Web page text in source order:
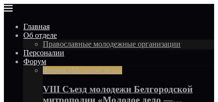
Главная
Об отделе
Православные молодежные организации
Персоналии
Форум
Форум «Молодое дело»
VIII Съезд молодежи Белгородской
митрополии «Молодое дело —…